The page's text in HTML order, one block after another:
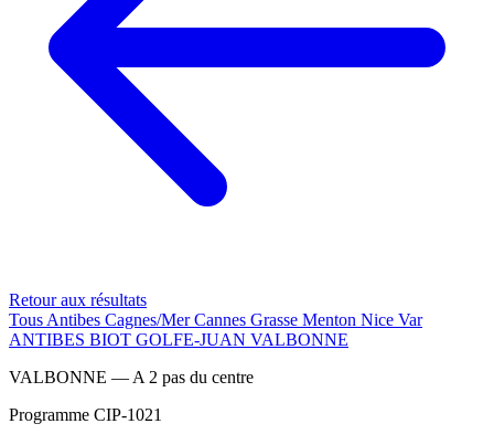
Retour aux résultats
Tous Antibes Cagnes/MerCannes Grasse Menton Nice Var
ANTIBES BIOT GOLFE-JUAN VALBONNE
VALBONNE — A 2 pas du centre
Programme CIP-1021